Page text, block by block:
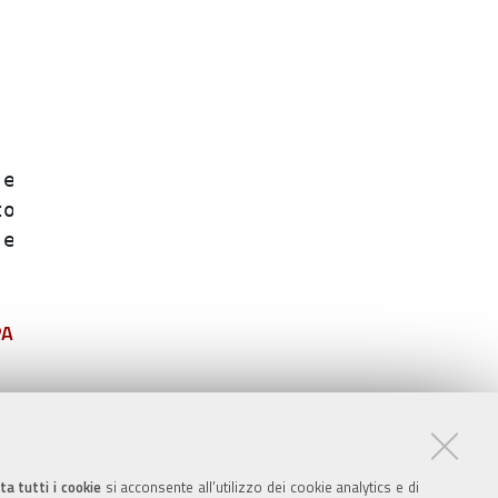
tutti i cookiesi acconsente all’utilizzo dei cookie analytics e di
effettuate dai;
e tempo ;
dai dipendenti;